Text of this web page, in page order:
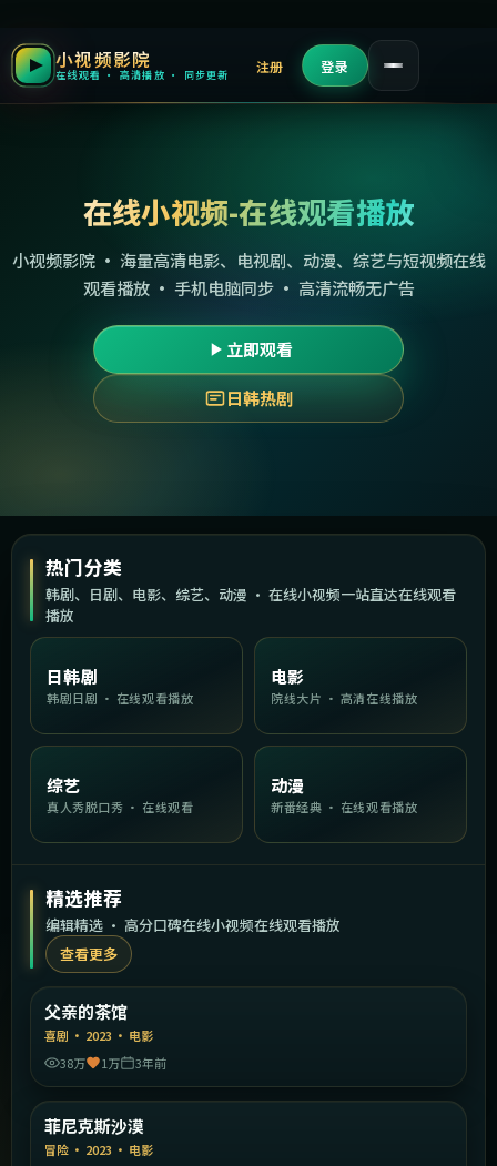
小视频影院
在线观看 · 高清播放 · 同步更新 注册 登录
在线小视频-在线观看播放
小视频影院 · 海量高清电影、电视剧、动漫、综艺与短视频在线
观看播放 · 手机电脑同步 · 高清流畅无广告
立即观看
日韩热剧
热门分类
韩剧、日剧、电影、综艺、动漫 · 在线小视频一站直达在线观看
播放
日韩剧
韩剧日剧 · 在线观看播放
电影
院线大片 · 高清在线播放
综艺
真人秀脱口秀 · 在线观看
动漫
新番经典 · 在线观看播放
精选推荐
编辑精选 · 高分口碑在线小视频在线观看播放
查看更多
精选
父亲的茶馆
喜剧 · 2023 · 电影
38万
1万 3年前
精选
菲尼克斯沙漠
冒险 · 2023 · 电影